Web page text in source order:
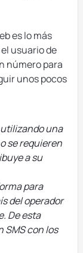
es lo más
usuario de
número para
unos pocos
una
se requieren
a su
para
del operador
De esta
SMS con los